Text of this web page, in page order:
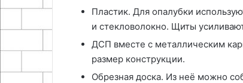
Пластик. Для опалубки
и стекловолокно. Щиты
ДСП вместе с металлическим
размер конструкции.
Обрезная доска. Из неё можно